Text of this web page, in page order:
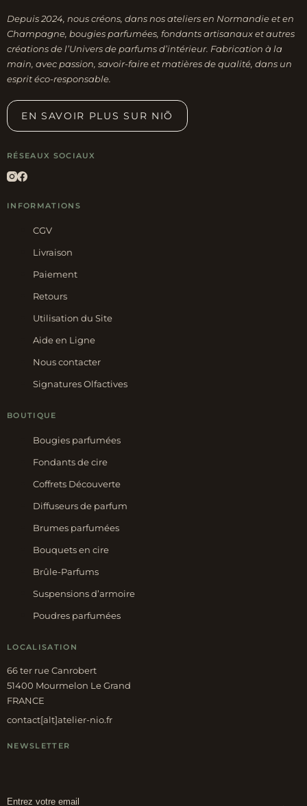
Depuis 2024, nous créons, dans nos ateliers en Normandie et en
Champagne, bougies parfumées, fondants artisanaux et autres
créations de l’Univers de parfums d’intérieur. Fabrication à la
main, avec passion, savoir-faire et matières de qualité, dans un
esprit éco-responsable.
EN SAVOIR PLUS SUR NIÕ
RÉSEAUX SOCIAUX
INFORMATIONS
CGV
Livraison
Paiement
Retours
Utilisation du Site
Aide en Ligne
Nous contacter
Signatures Olfactives
BOUTIQUE
Bougies parfumées
Fondants de cire
Coffrets Découverte
Diffuseurs de parfum
Brumes parfumées
Bouquets en cire
Brûle-Parfums
Suspensions d’armoire
Poudres parfumées
LOCALISATION
66 ter rue Canrobert
51400 Mourmelon Le Grand
FRANCE
contact[alt]atelier-nio.fr
NEWSLETTER